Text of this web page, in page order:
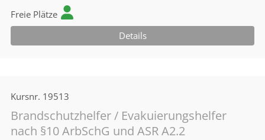
Freie Plätze
Details
Kursnr. 19513
Brandschutzhelfer / Evakuierungshelfer
nach §10 ArbSchG und ASR A2.2